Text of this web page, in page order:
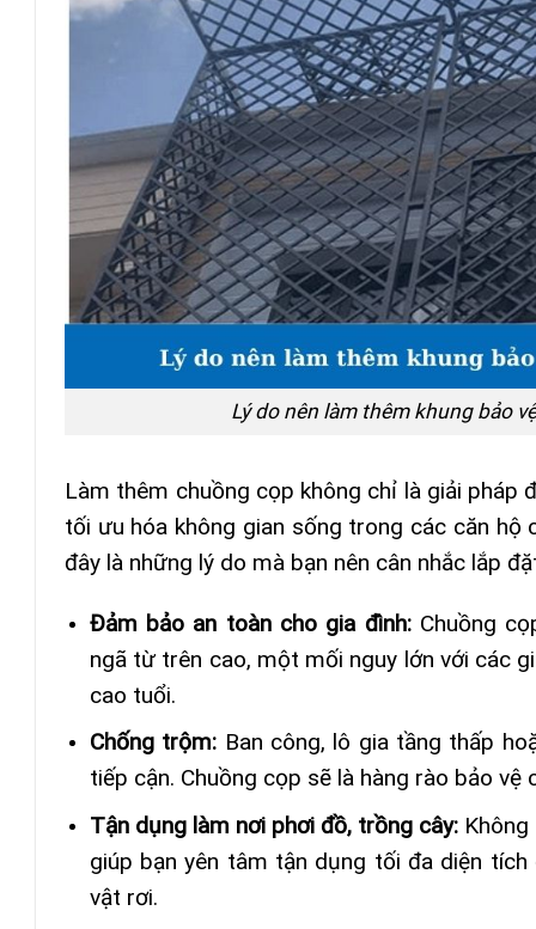
Lý do nên làm thêm khung bảo
Làm thêm chuồng cọp không chỉ là giải pháp
tối ưu hóa không gian sống trong các căn hộ
đây là những lý do mà bạn nên cân nhắc lắp
Đảm bảo an toàn cho gia đình: Chuồng
ngã từ trên cao, một mối nguy lớn với các
cao tuổi.
Chống trộm: Ban công, lô gia tầng thấp
tiếp cận. Chuồng cọp sẽ là hàng rào bảo vệ
Tận dụng làm nơi phơi đồ, trồng cây:
giúp bạn yên tâm tận dụng tối đa diện
vật rơi.